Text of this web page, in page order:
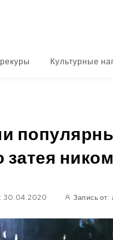
Культурные
30.04.2020 Запись от: